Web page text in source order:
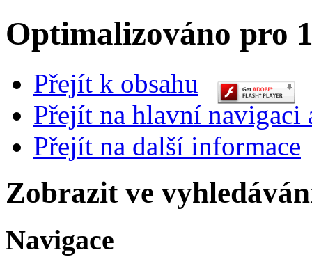
Optimalizováno pro
Přejít k obsahu
Přejít na hlavní navigaci
Přejít na další informace
Zobrazit ve
Navigace